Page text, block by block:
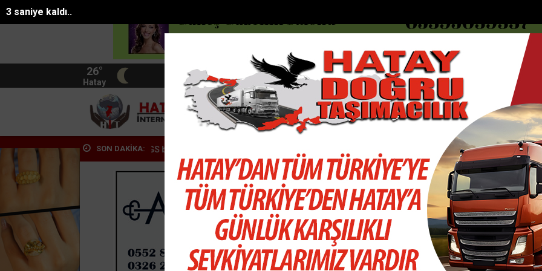
1 saniye kaldı..
26°
Hatay
BIST 13.744 DOLAR 46.2686 EURO 53.5186
HATAY GÜNDEM MAGAZİN KADIN-YAŞAM SPOR SAĞLIK
SON DAKİKA:
desteğinde LGS b... Dr. Özbek: Aileler çocuklarına susamalarını b... Nikah günü aldıktan 1 saat sonra kazada hayat...
Yazarlar Web TV